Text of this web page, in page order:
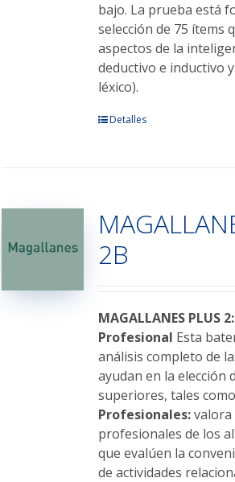
bajo. La prueba está
selección de 75 ítems
aspectos de la
deductivo e inductivo
léxico).
Este
Las
opciones
se
en
la
página
de
producto
Detalles
2B
MAGALLANES PLUS
Profesional Esta
análisis completo de
ayudan en la elección
superiores, tales
Profesionales:valora
profesionales de los
que evalúen la
de actividades